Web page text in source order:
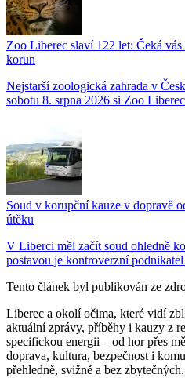
Zoo Liberec slaví 122 let: Čeká
korun
Nejstarší zoologická zahrada v
sobotu 8. srpna 2026 si Zoo
Soud v korupční kauze v dopravě
útěku
V Liberci měl začít soud ohledně
postavou je kontroverzní
Tento článek byl publikován ze
Liberec a okolí očima, které vidí
aktuální zprávy, příběhy i kauzy z
specifickou energii – od hor přes
doprava, kultura, bezpečnost i
přehledně, svižně a bez